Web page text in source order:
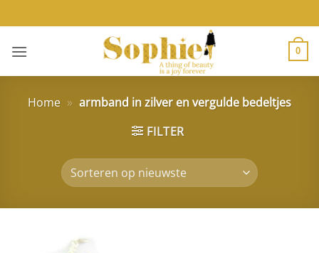
naar
inhoud
0
Home » armband in zilver en vergulde bedeltjes
FILTER